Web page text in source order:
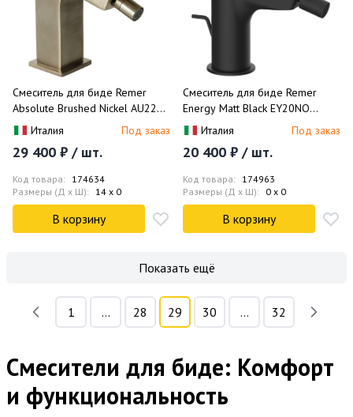
Смеситель для биде Remer
Absolute Brushed Nickel AU22NP
(никель брашированный глянц.),
Италия Под заказ
29 400 ₽ / шт.
Код товара: 174634
Размеры (Д x Ш): 14 x 0
В корзину
Смеситель для биде Remer
Energy Matt Black EY20NO
(черный матовый),с донным
Италия Под заказ
20 400 ₽ / шт.
Код товара: 174963
Размеры (Д x Ш): 0 x 0
В корзину
Показать ещё
1 ... 28 29 30 ... 32
Смесители для биде: Комфорт
и функциональность